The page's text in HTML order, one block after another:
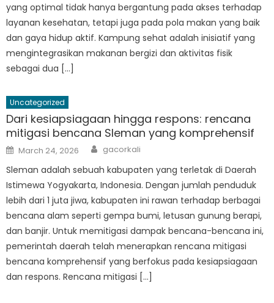
yang optimal tidak hanya bergantung pada akses terhadap
layanan kesehatan, tetapi juga pada pola makan yang baik
dan gaya hidup aktif. Kampung sehat adalah inisiatif yang
mengintegrasikan makanan bergizi dan aktivitas fisik
sebagai dua […]
Uncategorized
Dari kesiapsiagaan hingga respons: rencana
mitigasi bencana Sleman yang komprehensif
Posted
on
March 24, 2026 Author
gacorkali
Sleman adalah sebuah kabupaten yang terletak di Daerah
Istimewa Yogyakarta, Indonesia. Dengan jumlah penduduk
lebih dari 1 juta jiwa, kabupaten ini rawan terhadap berbagai
bencana alam seperti gempa bumi, letusan gunung berapi,
dan banjir. Untuk memitigasi dampak bencana-bencana ini,
pemerintah daerah telah menerapkan rencana mitigasi
bencana komprehensif yang berfokus pada kesiapsiagaan
dan respons. Rencana mitigasi […]